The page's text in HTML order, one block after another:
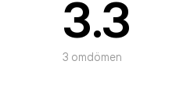
3.3
3 omdömen